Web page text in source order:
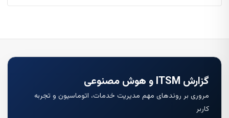
گزارش ITSM و هوش مصنوعی
مروری بر روندهای مهم مدیریت خدمات، اتوماسیون و تجربه
کاربر